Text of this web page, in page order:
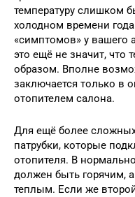
температуру слишком
холодном времени
«симптомов» у вашего
это ещё не значит, что
образом. Вполне
заключается только в
отопителем салона.
Для ещё более
патрубки, которые
отопителя. В
должен быть горячим,
теплым. Если же